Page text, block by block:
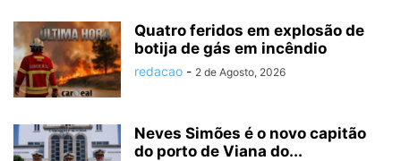
Quatro feridos em explosão de
botija de gás em incêndio
redacao - 2 de Agosto, 2026
Neves Simões é o novo capitão
do porto de Viana do...